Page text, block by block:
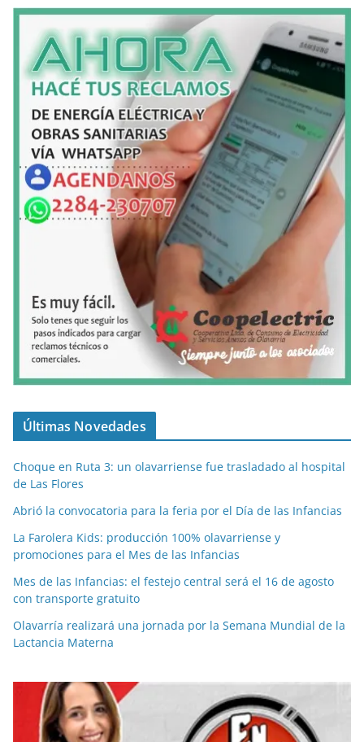
Últimas Novedades
Choque en Ruta 3: un olavarriense fue trasladado al hospital
de Las Flores
Abrió la convocatoria para la feria por el Día de las Infancias
La Farolera Kids: producción 100% olavarriense y
promociones para el Mes de las Infancias
Mes de las Infancias: el festejo central será el 16 de agosto
con transporte gratuito
Olavarría realizará una jornada por la Semana Mundial de la
Lactancia Materna